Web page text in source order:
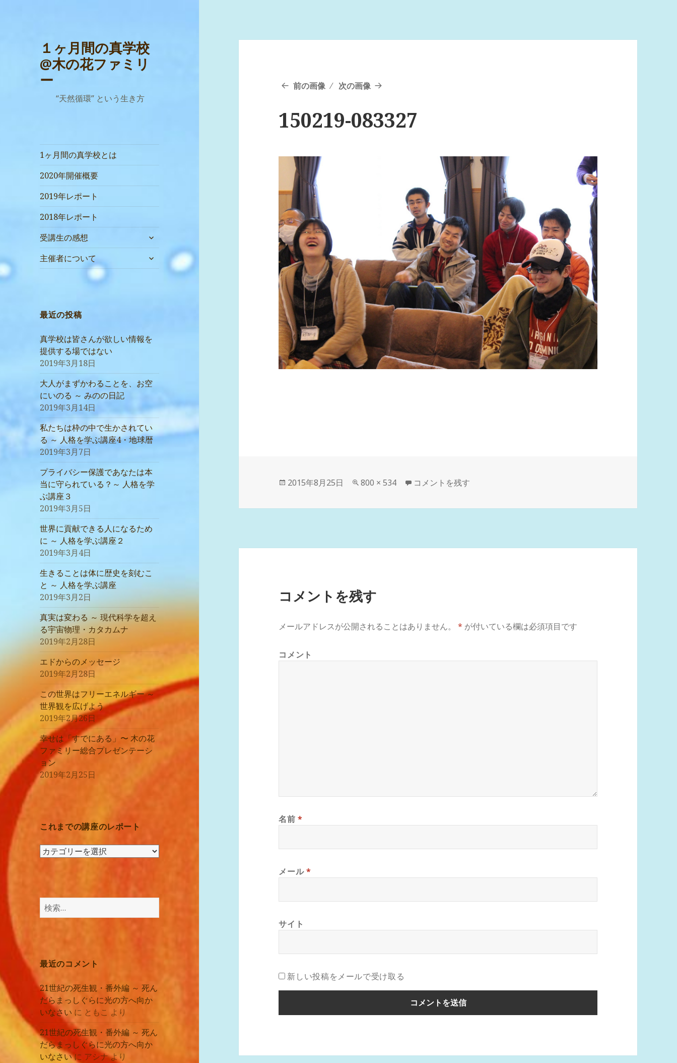
１ヶ月間の真学校
@木の花ファミリ
ー
“天然循環” という生き方
1ヶ月間の真学校とは
2020年開催概要
2019年レポート
2018年レポート
受講生の感想
サ
ブ
メ
ニ
主催者について
サ
ブ
展
最近の投稿
真学校は皆さんが欲しい情報を
提供する場ではない
2019年3月18日
大人がまずかわることを、お空
にいのる ～ みのの日記
2019年3月14日
私たちは枠の中で生かされてい
る ～ 人格を学ぶ講座4・地球暦
2019年3月7日
プライバシー保護であなたは本
当に守られている？～ 人格を学
ぶ講座３
2019年3月5日
世界に貢献できる人になるため
に ～ 人格を学ぶ講座２
2019年3月4日
生きることは体に歴史を刻むこ
と ～ 人格を学ぶ講座
2019年3月2日
真実は変わる ～ 現代科学を超え
る宇宙物理・カタカムナ
2019年2月28日
エドからのメッセージ
2019年2月28日
この世界はフリーエネルギー ～
世界観を広げよう
2019年2月26日
幸せは「すでにある」〜 木の花
ファミリー総合プレゼンテーシ
ョン
2019年2月25日
これまでの講座のレポート
こ
の
講
ポ
ー
ト
検
索:
最近のコメント
21世紀の死生観・番外編 ～ 死ん
だらまっしぐらに光の方へ向か
いなさい に ともこ より
21世紀の死生観・番外編 ～ 死ん
だらまっしぐらに光の方へ向か
いなさいに アシナより
前の画像 次の画像
150219-083327
投
日:
2015年8月25日
フ
サ
800 × 534 150219-083327 に
コメントを残す
コメントを残す
メールアドレスが公開されることはありません。 * が付いている欄は必須項目です
コメント
名前*
メール*
サイト
新しい投稿をメールで受け取る